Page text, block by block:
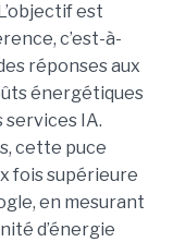
est
c’est-à-
réponses aux
énergétiques
services IA.
cette puce
fois supérieure
en mesurant
d’énergie